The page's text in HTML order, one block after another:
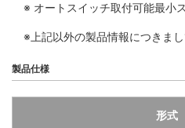
※ オートスイッチ取付可能最小
※上記以外の製品情報につきま
製品仕様
形式